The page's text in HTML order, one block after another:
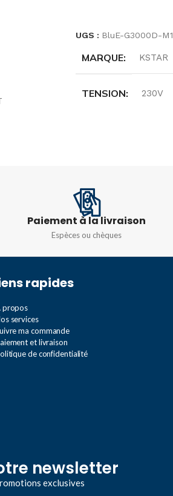
UGS : BluE-G3000D-M1
MARQUE KSTAR
TENSION 230V
Paiement à la livraison
Espèces ou chèques
rapides
propos
services
ma commande
et livraison
de confidentialité
newsletter
exclusives